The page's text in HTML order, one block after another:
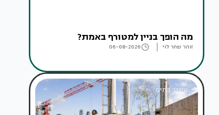
מה הופך בניין למטורף באמת?
זוהר שחר לוי 06-08-2026
עיצוב בתים